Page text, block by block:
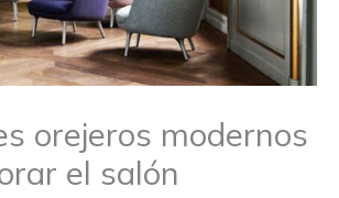
orejeros modernos
el salón